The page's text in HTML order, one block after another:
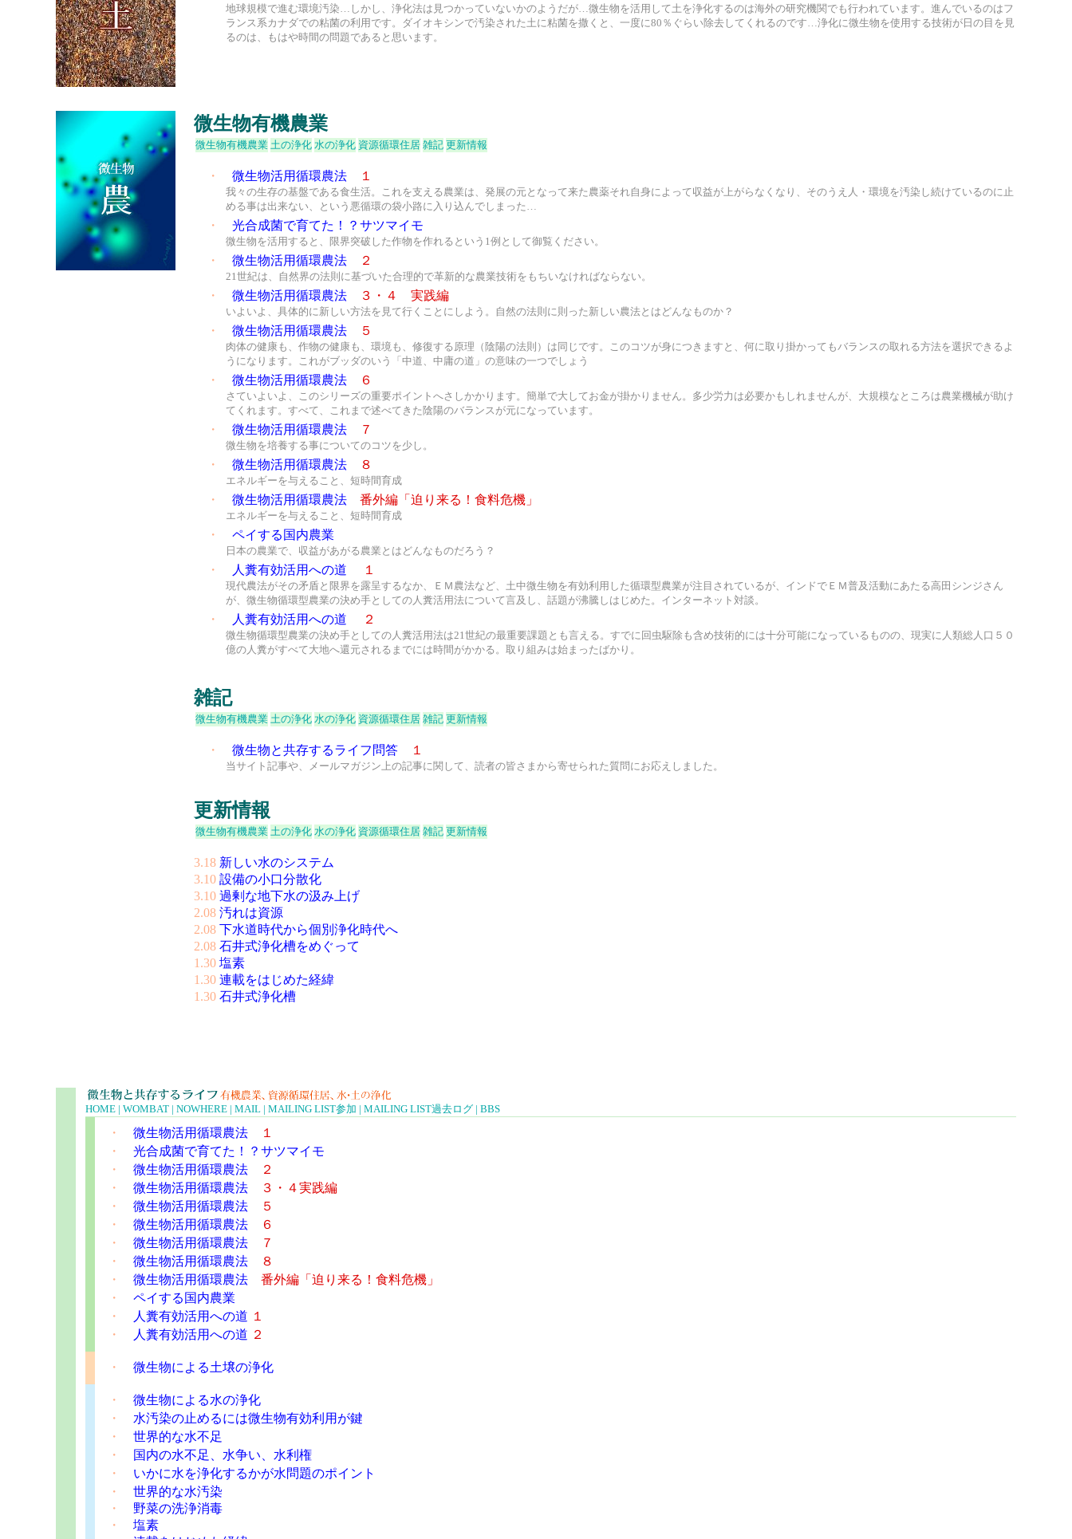
地球規模で進む環境汚染…しかし、浄化法は見つかっていないかのようだが…微生物を活用して土を浄化するのは海外の研究機関でも行われています。進んでいるのはフ
ランス系カナダでの粘菌の利用です。ダイオキシンで汚染された土に粘菌を撒くと、一度に80％ぐらい除去してくれるのです…浄化に微生物を使用する技術が日の目を見
るのは、もはや時間の問題であると思います。
微生物有機農業
微生物有機農業 土の浄化 水の浄化 資源循環住居 雑記 更新情報
・ 微生物活用循環農法 １
我々の生存の基盤である食生活。これを支える農業は、発展の元となって来た農薬それ自身によって収益が上がらなくなり、そのうえ人・環境を汚染し続けているのに止
める事は出来ない、という悪循環の袋小路に入り込んでしまった…
・ 光合成菌で育てた！？サツマイモ
微生物を活用すると、限界突破した作物を作れるという1例として御覧ください。
・ 微生物活用循環農法 ２
21世紀は、自然界の法則に基づいた合理的で革新的な農業技術をもちいなければならない。
・ 微生物活用循環農法 ３・４ 実践編
いよいよ、具体的に新しい方法を見て行くことにしよう。自然の法則に則った新しい農法とはどんなものか？
・ 微生物活用循環農法 ５
肉体の健康も、作物の健康も、環境も、修復する原理（陰陽の法則）は同じです。このコツが身につきますと、何に取り掛かってもバランスの取れる方法を選択できるよ
うになります。これがブッダのいう「中道、中庸の道」の意味の一つでしょう
・ 微生物活用循環農法 ６
さていよいよ、このシリーズの重要ポイントへさしかかります。簡単で大してお金が掛かりません。多少労力は必要かもしれませんが、大規模なところは農業機械が助け
てくれます。すべて、これまで述べてきた陰陽のバランスが元になっています。
・ 微生物活用循環農法 ７
微生物を培養する事についてのコツを少し。
・ 微生物活用循環農法 ８
エネルギーを与えること、短時間育成
・ 微生物活用循環農法 番外編「迫り来る！食料危機」
エネルギーを与えること、短時間育成
・ ペイする国内農業
日本の農業で、収益があがる農業とはどんなものだろう？
・ 人糞有効活用への道 １
現代農法がその矛盾と限界を露呈するなか、ＥＭ農法など、土中微生物を有効利用した循環型農業が注目されているが、インドでＥＭ普及活動にあたる高田シンジさん
が、微生物循環型農業の決め手としての人糞活用法について言及し、話題が沸騰しはじめた。インターネット対談。
・ 人糞有効活用への道 ２
微生物循環型農業の決め手としての人糞活用法は21世紀の最重要課題とも言える。すでに回虫駆除も含め技術的には十分可能になっているものの、現実に人類総人口５０
億の人糞がすべて大地へ還元されるまでには時間がかかる。取り組みは始まったばかり。
雑記
微生物有機農業 土の浄化 水の浄化 資源循環住居 雑記 更新情報
・ 微生物と共存するライフ問答 １
当サイト記事や、メールマガジン上の記事に関して、読者の皆さまから寄せられた質問にお応えしました。
更新情報
微生物有機農業 土の浄化 水の浄化 資源循環住居 雑記 更新情報
3.18 新しい水のシステム
3.10 設備の小口分散化
3.10 過剰な地下水の汲み上げ
2.08 汚れは資源
2.08 下水道時代から個別浄化時代へ
2.08 石井式浄化槽をめぐって
1.30 塩素
1.30 連載をはじめた経緯
1.30 石井式浄化槽
HOME | WOMBAT | NOWHERE | MAIL | MAILING LIST参加 | MAILING LIST過去ログ | BBS
・ 微生物活用循環農法 １
・ 光合成菌で育てた！？サツマイモ
・ 微生物活用循環農法 ２
・ 微生物活用循環農法 ３・４実践編
・ 微生物活用循環農法 ５
・ 微生物活用循環農法 ６
・ 微生物活用循環農法 ７
・ 微生物活用循環農法 ８
・ 微生物活用循環農法 番外編「迫り来る！食料危機」
・ ペイする国内農業
・
人糞有効活用への道 １
・
人糞有効活用への道 ２
・ 微生物による土壌の浄化
・ 微生物による水の浄化
・ 水汚染の止めるには微生物有効利用が鍵
・ 世界的な水不足
・
国内の水不足、水争い、水利権
・ いかに水を浄化するかが水問題のポイント
・ 世界的な水汚染
・ 野菜の洗浄消毒
・ 塩素